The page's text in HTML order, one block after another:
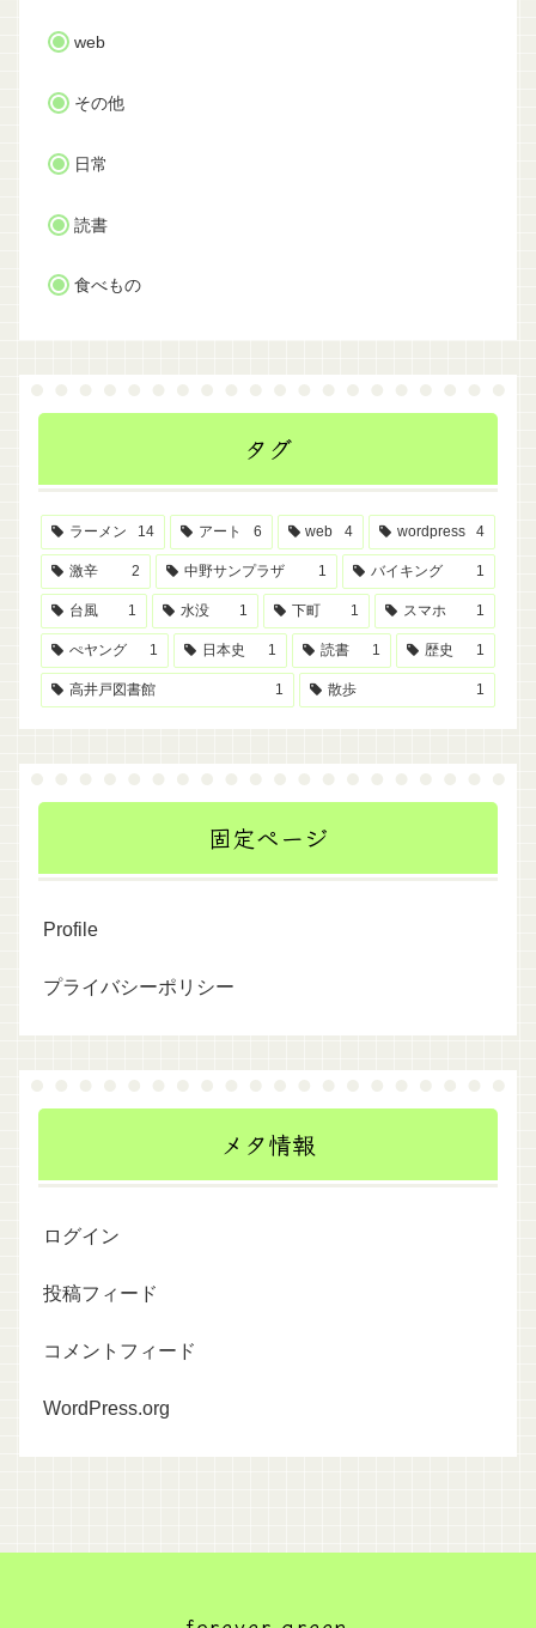
web
その他
日常
読書
食べもの
タグ
ラーメン 14 アート 6 web 4 wordpress 4
激辛 2 中野サンプラザ 1 バイキング 1
台風 1 水没 1 下町 1 スマホ 1
ぺヤング 1 日本史 1 読書 1 歴史 1
高井戸図書館 1 散歩 1
固定ページ
Profile
プライバシーポリシー
メタ情報
ログイン
投稿フィード
コメントフィード
WordPress.org